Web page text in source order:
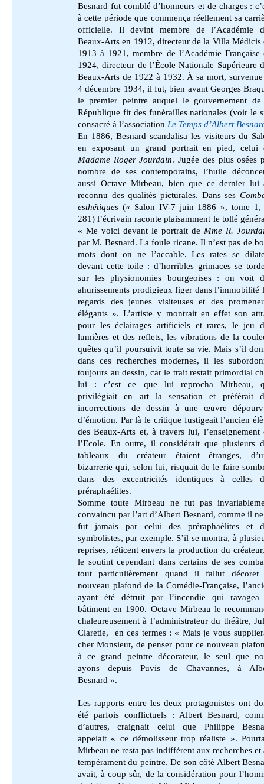
Besnard fut comblé d’honneurs et de charges :
à cette période que commença réellement sa
officielle. Il devint membre de l’Académie
Beaux-Arts en 1912, directeur de la Villa Médicis
1913 à 1921, membre de l’Académie Française
1924, directeur de l’École Nationale Supérieure
Beaux-Arts de 1922 à 1932. À sa mort,
4 décembre 1934, il fut, bien avant Georges
le premier peintre auquel le gouvernement
République fit des funérailles nationales (voirle
consacré à l’association Le Temps d’Albert
En 1886, Besnard scandalisa les visiteurs du
en exposant un grand portrait en pied, celui
Madame Roger Jourdain. Jugée des plus osées
nombre de ses contemporains, l’huile
aussi Octave Mirbeau, bien que ce dernier lui
reconnu des qualités picturales. Dans ses
esthétiques (« Salon IV-7 juin 1886 », tome 1,
281) l’écrivain raconte plaisamment le tollé
« Me voici devant le portrait de Mme R.
par M. Besnard. La foule ricane. Il n’est pas de
mots dont on ne l’accable. Les rates se
devant cette toile : d’horribles grimaces se
sur les physionomies bourgeoises : on voit
ahurissements prodigieux figer dans l’immobilité
regards des jeunes visiteuses et des
élégants ». L’artiste y montrait en effet son
pour les éclairages artificiels et rares, le jeu
lumières et des reflets, les vibrations de la
quêtes qu’il poursuivit toute sa vie. Mais s’il
dans ces recherches modernes, il les
toujours au dessin, car le trait restait primordial
lui : c’est ce que lui reprocha Mirbeau,
privilégiait en art la sensation et préférait
incorrections de dessin à une œuvre
d’émotion. Par là le critique fustigeait l’ancien
des Beaux-Arts et, à travers lui, l’enseignement
l’Ecole. En outre, il considérait que plusieurs
tableaux du créateur étaient étranges,
bizarrerie qui, selon lui, risquait de le faire
dans des excentricités identiques à celles
préraphaélites.
Somme toute Mirbeau ne fut pas
convaincu par l’art d’Albert Besnard, comme il
fut jamais par celui des préraphaélites et
symbolistes, par exemple. S’il se montra, à
reprises, réticent envers la production du
le soutint cependant dans certains de ses
tout particulièrement quand il fallut décorer
nouveau plafond de la Comédie-Française,
ayant été détruit par l’incendie qui ravagea
bâtiment en 1900. Octave Mirbeau le
chaleureusement à l’administrateur du théâtre,
Claretie, en ces termes : « Mais je vous
cher Monsieur, de penser pour ce nouveau
à ce grand peintre décorateur, le seul que
ayons depuis Puvis de Chavannes, à
Besnard ».
Les rapports entre les deux protagonistes ont
été parfois conflictuels : Albert Besnard,
d’autres, craignait celui que Philippe
appelait « ce démolisseur trop réaliste ».
Mirbeau ne resta pas indifférent aux recherches et
tempérament du peintre. De son côté Albert
avait, à coup sûr, de la considération pour